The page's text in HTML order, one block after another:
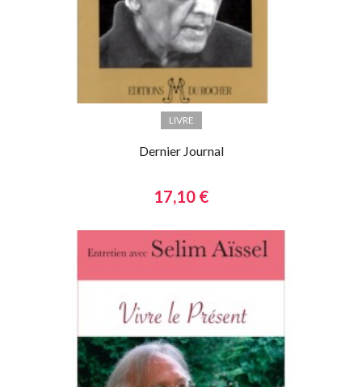
LIVRE
Dernier Journal
17,10 €